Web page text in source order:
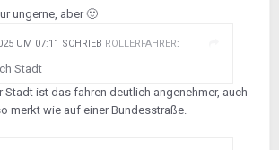
ungerne, aber🙂
UM 07:11 SCHRIEB ROLLERFAHRER:
Stadt
Stadt ist das fahren deutlich angenehmer, auch
merkt wie auf einer Bundesstraße.